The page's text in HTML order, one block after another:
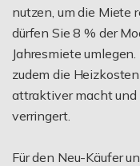
nutzen, um die Miete
dürfen Sie 8 % der
Jahresmiete
zudem die
attraktiver macht
verringert.
Für den Neu-Käufer